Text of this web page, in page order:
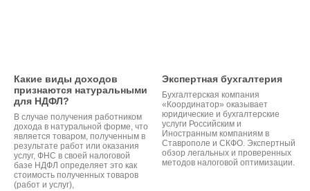
Какие виды доходов
признаются натуральными
для НДФЛ?
В случае получения работником
дохода в натуральной форме, что
является товаром, полученным в
результате работ или оказания
услуг, ФНС в своей налоговой
базе НДФЛ определяет это как
стоимость полученных товаров
(работ и услуг),
Экспертная бухгалтерия
Бухгалтерская компания
«Координатор» оказывает
юридические и бухгалтерские
услуги Российским и
Иностранным компаниям в
Ставрополе и СКФО. Экспертный
обзор легальных и проверенных
методов налоговой оптимизации.